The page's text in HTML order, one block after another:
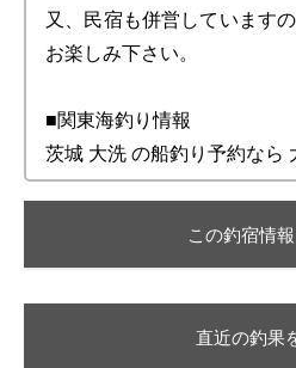
又、民宿も併営しています
お楽しみ下さい。
■関東海釣り情報
茨城 大洗 の船釣り予約なら
この釣宿情
直近の釣果